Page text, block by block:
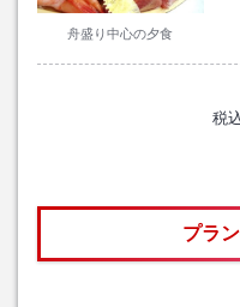
舟盛り中心の夕食
税
プラ